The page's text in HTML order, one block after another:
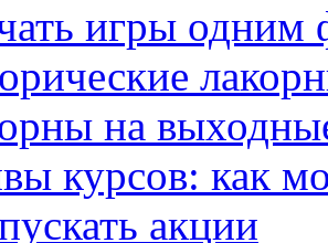
игры одним
на
курсов: как
акции